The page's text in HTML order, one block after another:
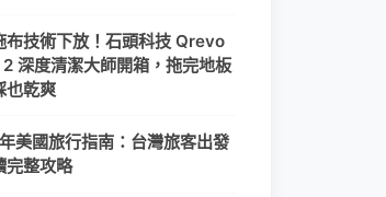
布技術下放！石頭科技 Qrevo
深度清潔大師開箱，拖完地板
也乾爽
美國旅行指南：台灣旅客出發
完整攻略